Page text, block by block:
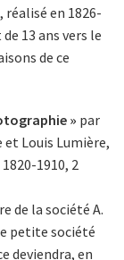
réalisé en 1826-
13 ans vers le
de ce
» par
Louis Lumière,
1910, 2
de la société A.
petite société
deviendra, en